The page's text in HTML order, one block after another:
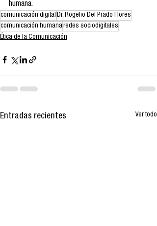
humana.
comunicación digital Dr. Rogelio Del Prado Flores
comunicación humanaredes sociodigitales
Ética de la Comunicación
Entradas recientes Ver todo